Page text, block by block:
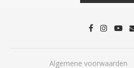
Algemene voorwaarden